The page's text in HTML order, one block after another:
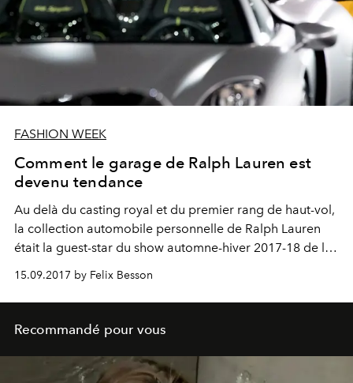
FASHION WEEK
Comment le garage de Ralph Lauren est
devenu tendance
Au delà du casting royal et du premier rang de haut-vol,
la collection automobile personnelle de Ralph Lauren
était la guest-star du show automne-hiver 2017-18 de la
nouvelle collection.
15.09.2017 by Felix Besson
Recommandé pour vous